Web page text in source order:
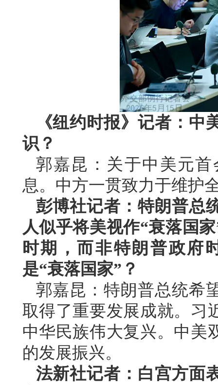
《纽约时报》记者：
识？
郭嘉昆：关于中美元
息。中方一贯致力于维护
彭博社记者：特朗普总
人似乎将美视作“衰落国
时期，而非特朗普政府
是“衰落国家”？
郭嘉昆：特朗普总统希
取得了重要发展成就。习
中华民族伟大复兴。中美
的发展振兴。
法新社记者：白宫方面